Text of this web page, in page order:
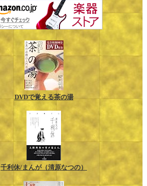
DVDで覚える茶の湯
千利休/まんが（清原なつの）